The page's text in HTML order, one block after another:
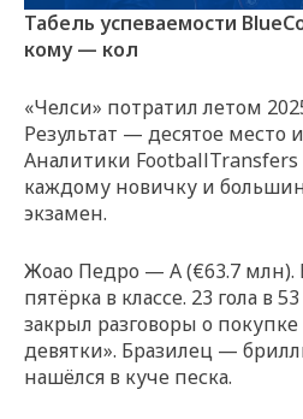
Табель успеваемости
кому — кол
«Челси» потратил летом
Результат — десятое место
Аналитики
каждому новичку и
экзамен.
Жоао Педро — A (€63.7 млн).
пятёрка в классе. 23 гола в
закрыл разговоры о
девятки». Бразилец —
нашёлся в куче песка.